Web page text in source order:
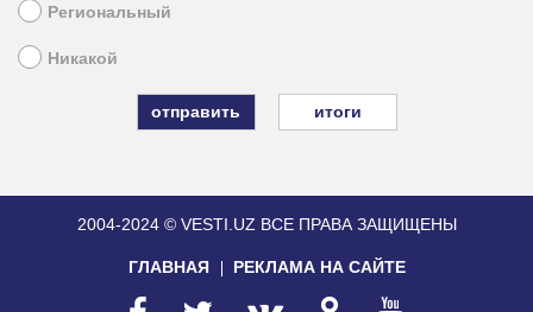
Региональный
Никакой
итоги
2004-2024 © VESTI.UZ ВСЕ ПРАВА ЗАЩИЩЕНЫ
ГЛАВНАЯ РЕКЛАМА НА САЙТЕ